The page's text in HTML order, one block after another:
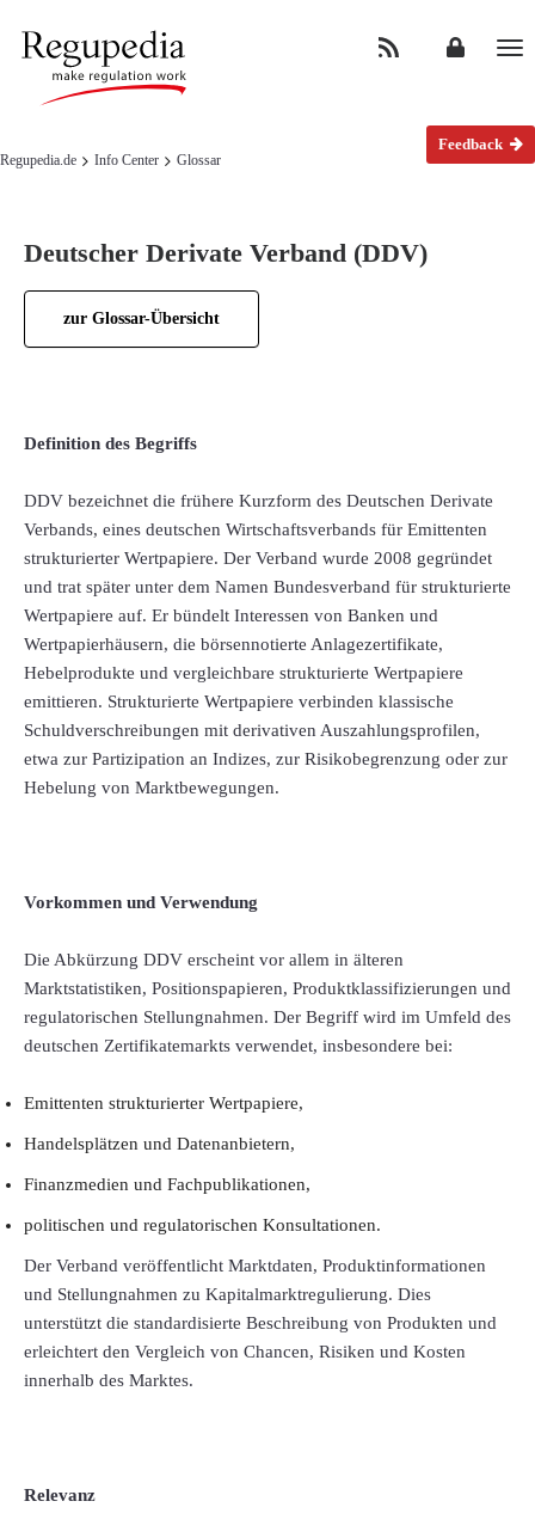
Regupedia.de Info Center Glossar
Feedback
Deutscher Derivate Verband (DDV)
zur Glossar-Übersicht
Definition des Begriffs
DDV bezeichnet die frühere Kurzform des Deutschen Derivate
Verbands, eines deutschen Wirtschaftsverbands für Emittenten
strukturierter Wertpapiere. Der Verband wurde 2008 gegründet
und trat später unter dem Namen Bundesverband für strukturierte
Wertpapiere auf. Er bündelt Interessen von Banken und
Wertpapierhäusern, die börsennotierte Anlagezertifikate,
Hebelprodukte und vergleichbare strukturierte Wertpapiere
emittieren. Strukturierte Wertpapiere verbinden klassische
Schuldverschreibungen mit derivativen Auszahlungsprofilen,
etwa zur Partizipation an Indizes, zur Risikobegrenzung oder zur
Hebelung von Marktbewegungen.
Vorkommen und Verwendung
Die Abkürzung DDV erscheint vor allem in älteren
Marktstatistiken, Positionspapieren, Produktklassifizierungen und
regulatorischen Stellungnahmen. Der Begriff wird im Umfeld des
deutschen Zertifikatemarkts verwendet, insbesondere bei:
Emittenten strukturierter Wertpapiere,
Handelsplätzen und Datenanbietern,
Finanzmedien und Fachpublikationen,
politischen und regulatorischen Konsultationen.
Der Verband veröffentlicht Marktdaten, Produktinformationen
und Stellungnahmen zu Kapitalmarktregulierung. Dies
unterstützt die standardisierte Beschreibung von Produkten und
erleichtert den Vergleich von Chancen, Risiken und Kosten
innerhalb des Marktes.
Relevanz